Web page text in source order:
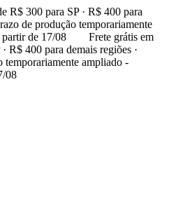
R$ 300 para SP · R$ 400 para
de produção temporariamente
de 17/08
Frete grátis em
R$ 400 para demais regiões ·
ampliado -
08